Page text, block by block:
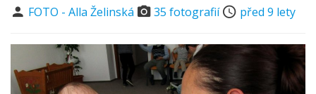
FOTO - Alla Želinská 35 fotografií před 9 lety